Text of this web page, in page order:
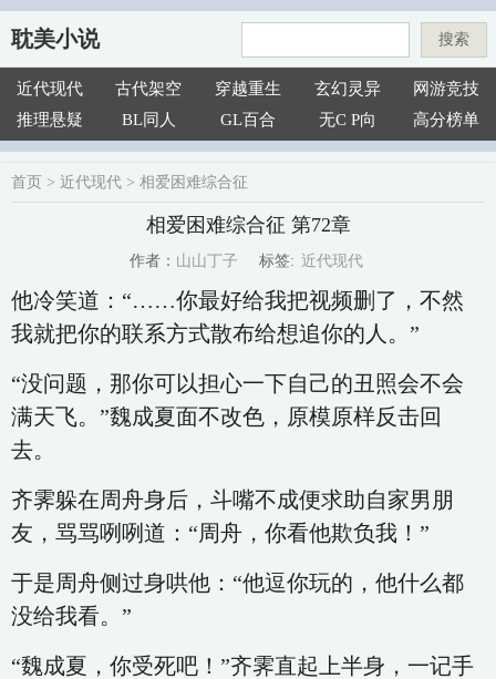
耽美小说 搜索
近代现代 古代架空 穿越重生 玄幻灵异
网游竞技
推理悬疑
BL同人 GL百合 无C P向 高分榜单
首页 > 近代现代 > 相爱困难综合征
相爱困难综合征 第72章
作者： 山山丁子 标签: 近代现代
他冷笑道：“……你最好给我把视频删了，不然
我就把你的联系方式散布给想追你的人。”
“没问题，那你可以担心一下自己的丑照会不会
满天飞。”魏成夏面不改色，原模原样反击回
去。
齐霁躲在周舟身后，斗嘴不成便求助自家男朋
友，骂骂咧咧道：“周舟，你看他欺负我！”
于是周舟侧过身哄他：“他逗你玩的，他什么都
没给我看。”
“魏成夏，你受死吧！”齐霁直起上半身，一记手